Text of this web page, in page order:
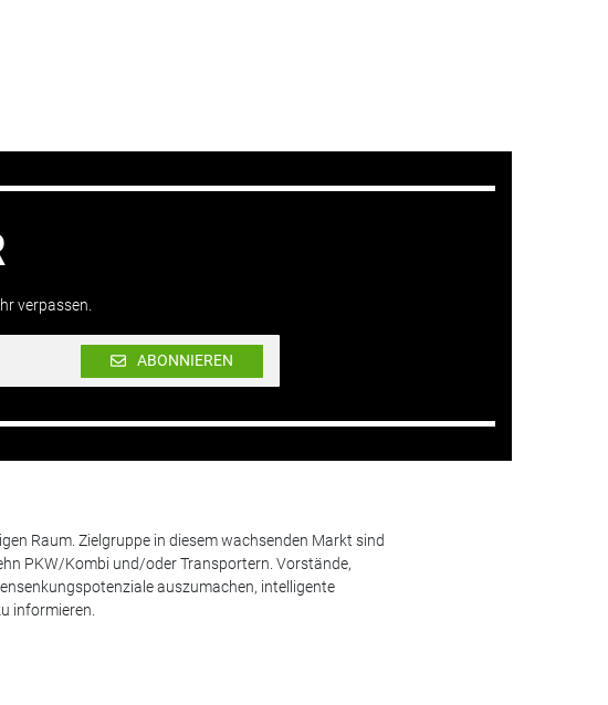
verpassen.
ABONNIEREN
Raum. Zielgruppe in diesem wachsenden Markt sind
PKW/Kombi und/oder Transportern. Vorstände,
auszumachen, intelligente
informieren.